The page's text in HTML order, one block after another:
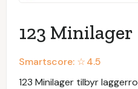
123 Minilager
Smartscore: ☆4.5
123 Minilager tilbyr